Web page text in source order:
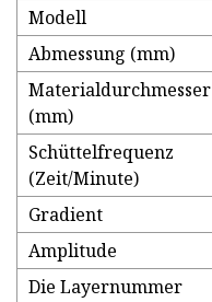
Modell
Abmessung (mm)
Materialdurchmesser
(mm)
Schüttelfrequenz
(Zeit/Minute)
Gradient
Amplitude
Die Layernummer